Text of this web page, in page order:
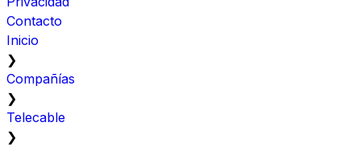
Contacto
Inicio
❯
Compañías
❯
Telecable
❯